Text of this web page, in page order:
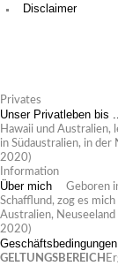
Disclaimer
Privates
Unser Privatleben bis
Hawaii und Australien,
in Südaustralien, in der
2020)
Information
Über mich
Geboren
Schafflund, zog es
Australien,
2020)
Geschäftsbedingungen
GELTUNGSBEREICH